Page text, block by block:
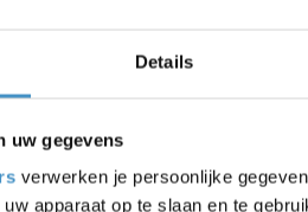
Details
uw gegevens
verwerken je persoonlijke
apparaat op te slaan en te
2700K - Transparant -